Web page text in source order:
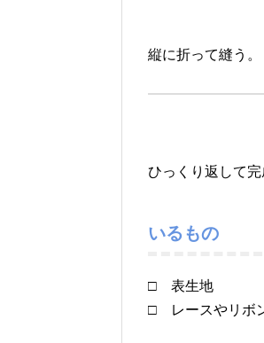
縦に折って縫う。
ひっくり返して完
いるもの
□ 表生地
□ レースやリボ